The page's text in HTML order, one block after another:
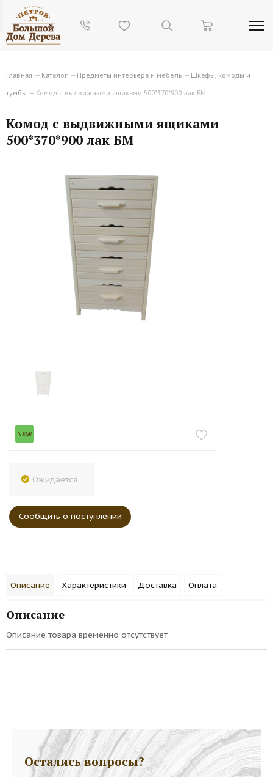
Главная — Каталог — Предметы интерьера и мебель — Шкафы, комоды и
тумбы — Комод с выдвижными ящиками 500*370*900 лак БМ
Комод с выдвижными ящиками
500*370*900 лак БМ
NEW
Ожидается
Сообщить о поступлении
Описание Характеристики Доставка Оплата
Описание
Описание товара временно отсутствует
Остались вопросы?